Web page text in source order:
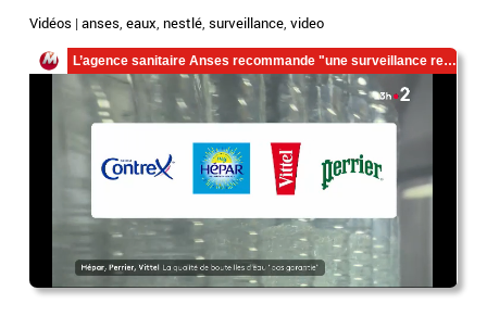
Vidéos |anses,eaux,nestlé,surveillance,video